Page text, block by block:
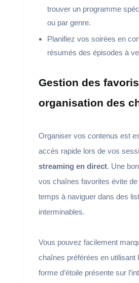
trouver un programme
ou par genre.
Planifiez vos soirées en
résumés des épisodes à
Gestion des
organisation des
Organiser vos contenus est
accès rapide lors de vos
streaming en direct. Une
vos chaînes favorites évite de
temps à naviguer dans des
interminables.
Vous pouvez facilement
chaînes préférées en utilisant
forme d’étoile présente sur